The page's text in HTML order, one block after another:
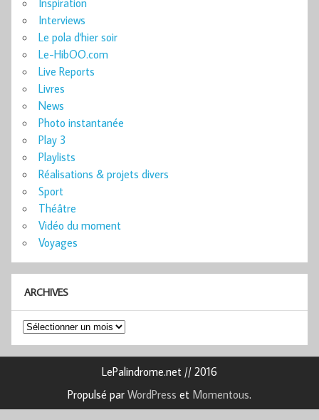
Interviews
Le pola d'hier soir
Le-HibOO.com
Live Reports
Livres
News
Photo instantanée
Play 3
Playlists
Réalisations & projets divers
Sport
Théâtre
Vidéo du moment
Voyages
ARCHIVES
Archives
LePalindrome.net // 2016
Propulsé par WordPress et Momentous.